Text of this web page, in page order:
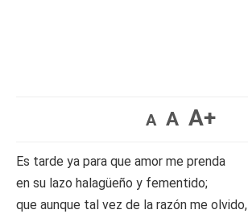
A A A+
Es tarde ya para que amor me prenda
en su lazo halagüeño y fementido;
que aunque tal vez de la razón me olvido,